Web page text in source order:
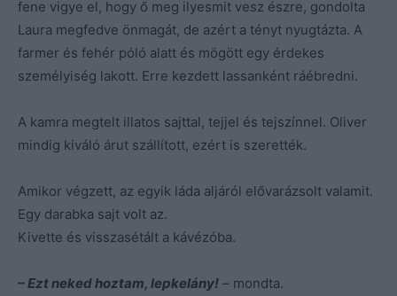
fene vigye el, hogy ő meg ilyesmit vesz észre, gondolta
Laura megfedve önmagát, de azért a tényt nyugtázta. A
farmer és fehér póló alatt és mögött egy érdekes
személyiség lakott. Erre kezdett lassanként ráébredni.
A kamra megtelt illatos sajttal, tejjel és tejszínnel. Oliver
mindig kiváló árut szállított, ezért is szerették.
Amikor végzett, az egyik láda aljáról elővarázsolt valamit.
Egy darabka sajt volt az.
Kivette és visszasétált a kávézóba.
– Ezt neked hoztam, lepkelány! – mondta.